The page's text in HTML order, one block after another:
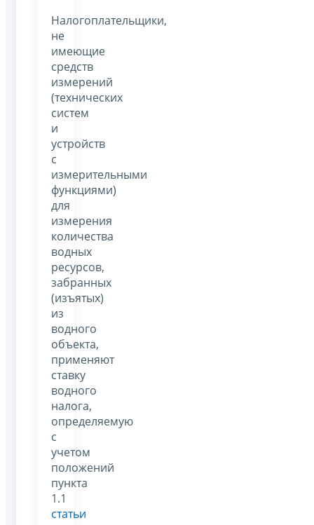
Налогоплательщики,
не
имеющие
средств
измерений
(технических
систем
и
устройств
с
измерительными
функциями)
для
измерения
количества
водных
ресурсов,
забранных
(изъятых)
из
водного
объекта,
применяют
ставку
водного
налога,
определяемую
с
учетом
положений
пункта
1.1
статьи